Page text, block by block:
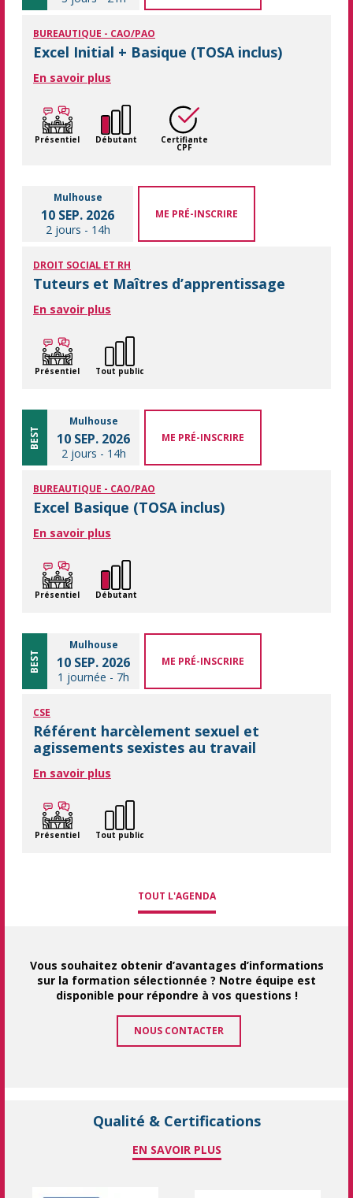
BUREAUTIQUE - CAO/PAO
Excel Initial + Basique (TOSA inclus)
En savoir plus
Présentiel Débutant Certifiante
CPF
Mulhouse
10 SEP. 2026
2 jours - 14h
ME PRÉ-INSCRIRE
DROIT SOCIAL ET RH
Tuteurs et Maîtres d’apprentissage
En savoir plus
Présentiel Tout public
BEST
Mulhouse
10 SEP. 2026
2 jours - 14h
ME PRÉ-INSCRIRE
BUREAUTIQUE - CAO/PAO
Excel Basique (TOSA inclus)
En savoir plus
Présentiel Débutant
BEST
Mulhouse
10 SEP. 2026
1 journée - 7h
ME PRÉ-INSCRIRE
CSE
Référent harcèlement sexuel et
agissements sexistes au travail
En savoir plus
Présentiel Tout public
TOUT L'AGENDA
Vous souhaitez obtenir d’avantages d’informations
sur la formation sélectionnée ? Notre équipe est
disponible pour répondre à vos questions !
NOUS CONTACTER
Qualité & Certifications
EN SAVOIR PLUS